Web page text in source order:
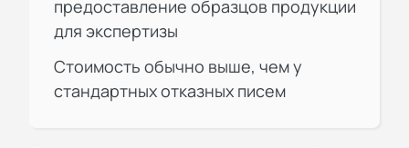
предоставление образцов продукции
для экспертизы
Стоимость обычно выше, чем у
стандартных отказных писем